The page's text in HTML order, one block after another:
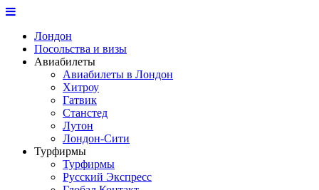
Лондон
Посольства и визы
Авиабилеты
Авиабилеты в Лондон
Хитроу
Гатвик
Станстед
Лутон
Лондон-Сити
Турфирмы
Турфирмы
Русский Экспресс